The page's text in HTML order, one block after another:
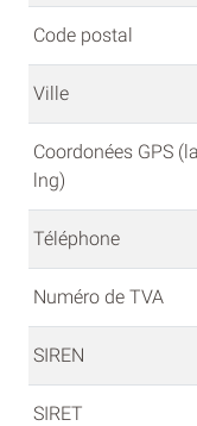
Code postal
Ville
Coordonées GPS
lng)
Téléphone
Numéro de TVA
SIREN
SIRET